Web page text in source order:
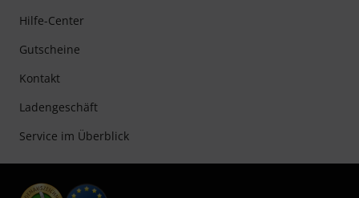
Hilfe-Center
Gutscheine
Kontakt
Ladengeschäft
Service im Überblick